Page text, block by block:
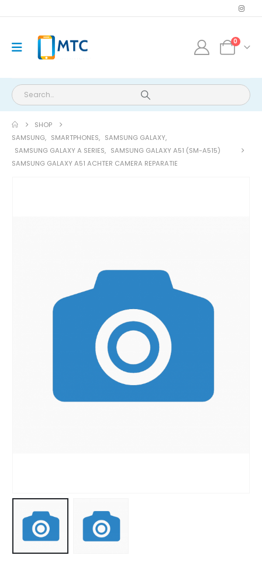
0
SHOP
SAMSUNG, SMARTPHONES, SAMSUNG GALAXY,
SAMSUNG GALAXY A SERIES, SAMSUNG GALAXY A51 (SM-A515)
SAMSUNG GALAXY A51 ACHTER CAMERA REPARATIE